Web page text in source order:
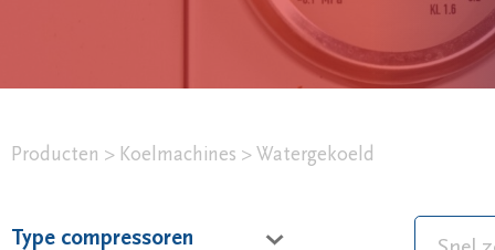
Producten Koelmachines Watergekoeld
Type compressoren